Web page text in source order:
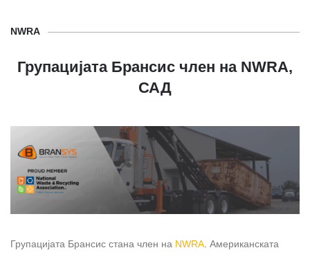
NWRA
Групацијата Брансис член на NWRA,
САД
Групацијата Брансис стана член на NWRA . Американската